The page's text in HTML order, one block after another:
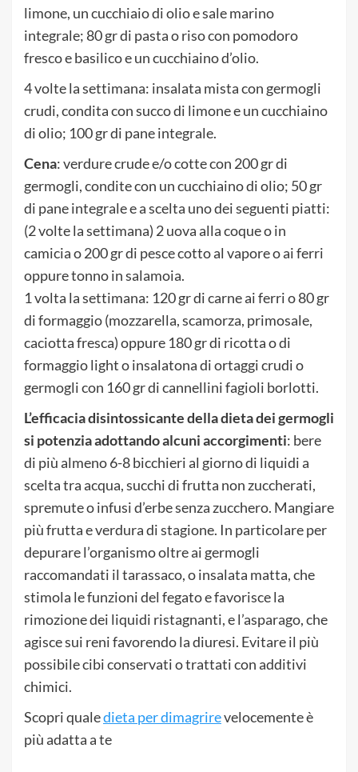
limone, un cucchiaio di olio e sale marino
integrale; 80 gr di pasta o riso con pomodoro
fresco e basilico e un cucchiaino d’olio.
4 volte la settimana: insalata mista con germogli
crudi, condita con succo di limone e un cucchiaino
di olio; 100 gr di pane integrale.
Cena: verdure crude e/o cotte con 200 gr di
germogli, condite con un cucchiaino di olio; 50 gr
di pane integrale e a scelta uno dei seguenti piatti:
(2 volte la settimana) 2 uova alla coque o in
camicia o 200 gr di pesce cotto al vapore o ai ferri
oppure tonno in salamoia.
1 volta la settimana: 120 gr di carne ai ferri o 80 gr
di formaggio (mozzarella, scamorza, primosale,
caciotta fresca) oppure 180 gr di ricotta o di
formaggio light o insalatona di ortaggi crudi o
germogli con 160 gr di cannellini fagioli borlotti.
L’efficacia disintossicante della dieta dei germogli
si potenzia adottando alcuni accorgimenti: bere
di più almeno 6-8 bicchieri al giorno di liquidi a
scelta tra acqua, succhi di frutta non zuccherati,
spremute o infusi d’erbe senza zucchero. Mangiare
più frutta e verdura di stagione. In particolare per
depurare l’organismo oltre ai germogli
raccomandati il tarassaco, o insalata matta, che
stimola le funzioni del fegato e favorisce la
rimozione dei liquidi ristagnanti, e l’asparago, che
agisce sui reni favorendo la diuresi. Evitare il più
possibile cibi conservati o trattati con additivi
chimici.
Scopri qualedieta per dimagrirevelocemente è
più adatta a te